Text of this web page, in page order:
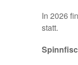
In 2026
statt.